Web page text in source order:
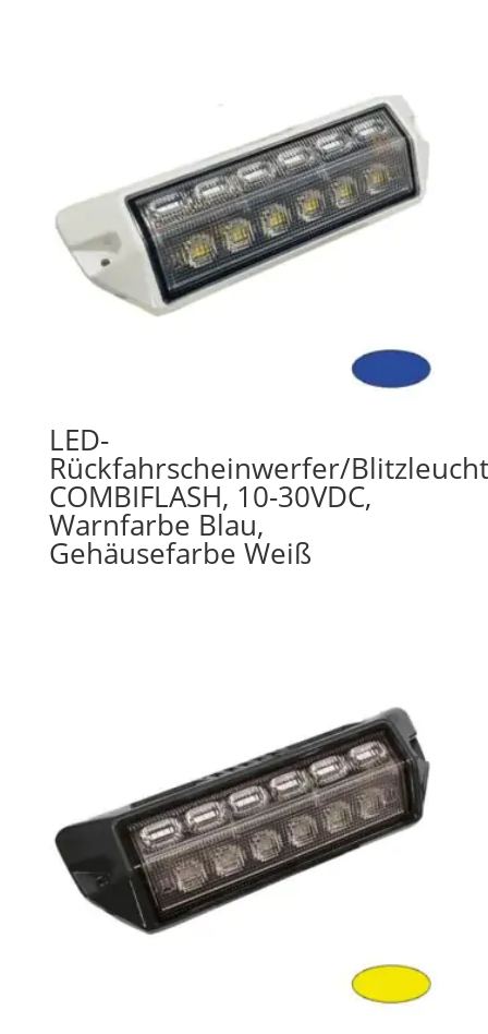
LED-
Rückfahrscheinwerfer/
COMBIFLASH, 10-30VDC,
Warnfarbe Blau,
Gehäusefarbe Weiß